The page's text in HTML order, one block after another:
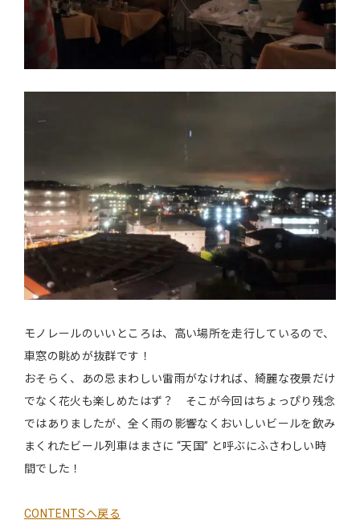
モノレールのいいところは、高い場所を走行しているので、
車窓の眺めが抜群です！
おそらく、あの忌まわしい雷雨がなければ、綺麗な夜景だけ
でなく花火も楽しめたはず？ そこが今回はちょっぴり残念
ではありましたが、全く雨の影響なくおいしいビールを飲み
まくれたビール列車はまさに “天国” と呼ぶにふさわしい時
間でした！
CONTENTSへ戻る